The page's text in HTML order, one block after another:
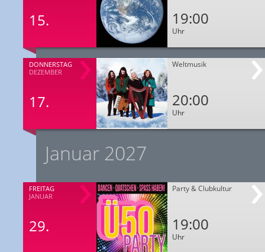
15. 19:00
Uhr
DONNERSTAG
DEZEMBER
17.
Weltmusik
20:00
Uhr
Januar 2027
FREITAG
JANUAR
29.
Party & Clubkultur
19:00
Uhr